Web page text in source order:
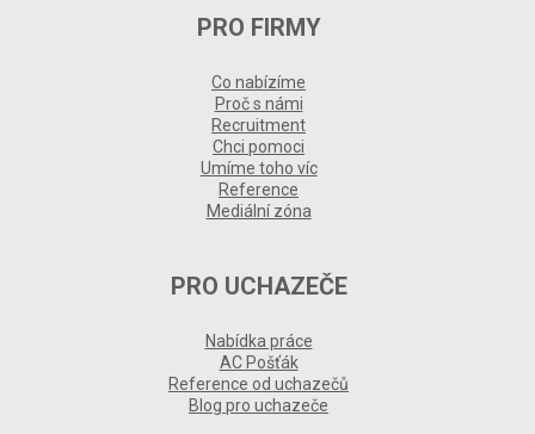
PRO FIRMY
Co nabízíme
Proč s námi
Recruitment
Chci pomoci
Umíme toho víc
Reference
Mediální zóna
PRO UCHAZEČE
Nabídka práce
AC Pošťák
Reference od uchazečů
Blog pro uchazeče